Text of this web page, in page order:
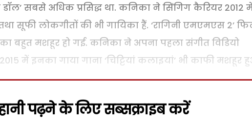
सबसे अधिक प्रसिद्ध था. कनिका ने सिंगिग कैरियर 2012
सूफी लोकगीतों की भी गायिका हैं. ‘रागिनी एमएमएस 2’
बहुत मशहूर हो गई. कनिका ने अपना पहला संगीत विडियो
में इनका गाया गाना ‘चिट्टियां कलाइयां’ भी काफी मशहूर
पढ़ने के लिए सब्सक्राइब करें